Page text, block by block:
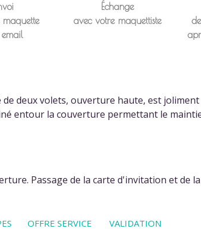
Échange
avec votre maquettiste
deux volets, ouverture haute, est joliment
entour la couverture permettant le
Passage de la carte d'invitation et de
OFFRE SERVICE VALIDATION